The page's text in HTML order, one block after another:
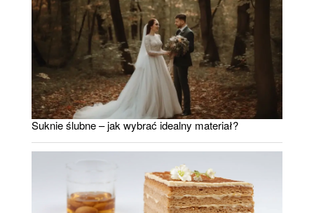
Suknie ślubne – jak wybrać idealny materiał?